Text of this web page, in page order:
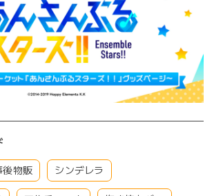
後物販 シンデレラ